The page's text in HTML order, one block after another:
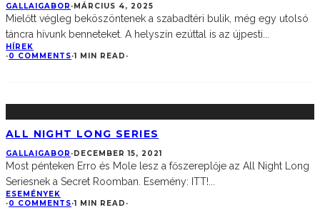
GALLAIGABOR ·MÁRCIUS 4, 2025
Mielőtt végleg beköszöntenek a szabadtéri bulik, még egy utolsó
táncra hívunk benneteket. A helyszín ezúttal is az újpesti
HÍREK
·0 COMMENTS·1 MIN READ ·
ALL NIGHT LONG SERIES
GALLAIGABOR ·DECEMBER 15, 2021
Most pénteken Erro és Mole lesz a főszereplője az All Night Long
Seriesnek a Secret Roomban. Esemény: ITT!
ESEMÉNYEK
·0 COMMENTS·1 MIN READ ·